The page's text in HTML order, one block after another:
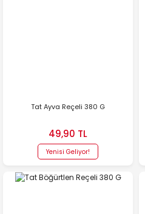
Tat Ayva Reçeli 380 G
49,90 TL
Yenisi Geliyor!